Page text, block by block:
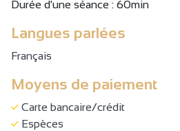
Durée d'une séance : 60min
Langues parlées
Français
Moyens de paiement
Carte bancaire/crédit
Espèces